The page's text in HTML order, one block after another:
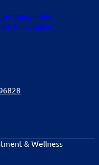
μεταφορικών
Επιτροφών
& Wellness